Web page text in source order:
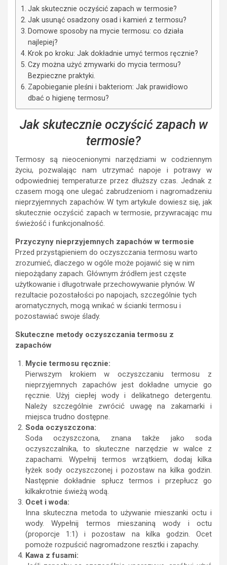
Jak skutecznie oczyścić zapach w termosie?
Jak usunąć osadzony osad i kamień z termosu?
Domowe sposoby na mycie termosu: co działa
najlepiej?
Krok po kroku: Jak dokładnie umyć termos ręcznie?
Czy można użyć zmywarki do mycia termosu?
Bezpieczne praktyki.
Zapobieganie pleśni i bakteriom: Jak prawidłowo
dbać o higienę termosu?
Jak skutecznie oczyścić zapach w
termosie?
Termosy są nieocenionymi narzędziami w codziennym
życiu, pozwalając nam utrzymać napoje i potrawy w
odpowiedniej temperaturze przez dłuższy czas. Jednak z
czasem mogą one ulegać zabrudzeniom i nagromadzeniu
nieprzyjemnych zapachów. W tym artykule dowiesz się, jak
skutecznie oczyścić zapach w termosie, przywracając mu
świeżość i funkcjonalność.
Przyczyny nieprzyjemnych zapachów w termosie
Przed przystąpieniem do oczyszczania termosu warto
zrozumieć, dlaczego w ogóle może pojawić się w nim
niepożądany zapach. Głównym źródłem jest częste
użytkowanie i długotrwałe przechowywanie płynów. W
rezultacie pozostałości po napojach, szczególnie tych
aromatycznych, mogą wnikać w ścianki termosu i
pozostawiać swoje ślady.
Skuteczne metody oczyszczania termosu z
zapachów
Mycie termosu ręcznie:
Pierwszym krokiem w oczyszczaniu termosu z
nieprzyjemnych zapachów jest dokładne umycie go
ręcznie. Użyj ciepłej wody i delikatnego detergentu.
Należy szczególnie zwrócić uwagę na zakamarki i
miejsca trudno dostępne.
Soda oczyszczona:
Soda oczyszczona, znana także jako soda
oczyszczalnika, to skuteczne narzędzie w walce z
zapachami. Wypełnij termos wrzątkiem, dodaj kilka
łyżek sody oczyszczonej i pozostaw na kilka godzin.
Następnie dokładnie spłucz termos i przepłucz go
kilkakrotnie świeżą wodą.
Ocet i woda:
Inna skuteczna metoda to używanie mieszanki octu i
wody. Wypełnij termos mieszaniną wody i octu
(proporcje 1:1) i pozostaw na kilka godzin. Ocet
pomoże rozpuścić nagromadzone resztki i zapachy.
Kawa z fusami: